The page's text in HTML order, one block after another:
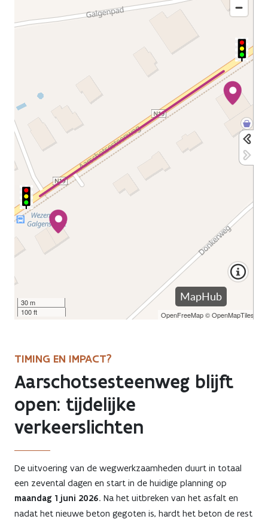
TIMING EN IMPACT?
Aarschotsesteenweg blijft
open: tijdelijke
verkeerslichten
De uitvoering van de wegwerkzaamheden duurt in totaal
een zevental dagen en start in de huidige planning op
maandag 1 juni 2026. Na het uitbreken van het asfalt en
nadat het nieuwe beton gegoten is, hardt het beton de rest